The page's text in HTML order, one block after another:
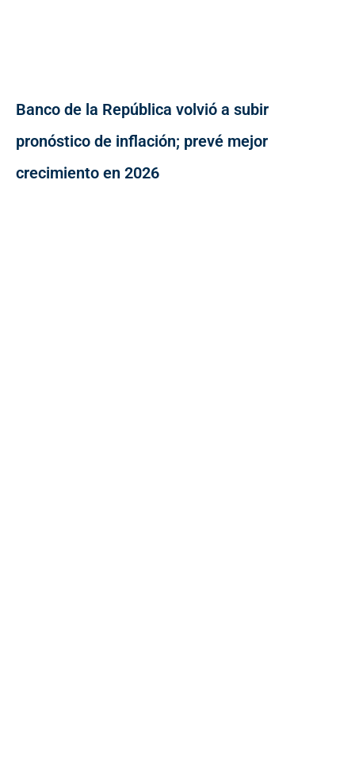
Banco de la República volvió a subir
pronóstico de inflación; prevé mejor
crecimiento en 2026